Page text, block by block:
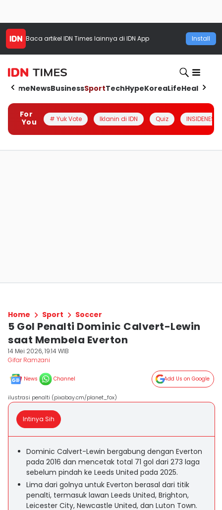
Baca artikel IDN Times lainnya di IDN App Install
HomeNewsBusinessSportTechHypeKoreaLifeHealth
For
You
# Yuk Vote Iklanin di IDN Quiz INSIDENESIA
Home Sport Soccer
5 Gol Penalti Dominic Calvert-Lewin
saat Membela Everton
14 Mei 2026, 19:14 WIB
Gifar Ramzani
News Channel Add Us on Google
ilustrasi penalti (pixabay.cm/planet_fox)
Intinya Sih
Dominic Calvert-Lewin bergabung dengan Everton
pada 2016 dan mencetak total 71 gol dari 273 laga
sebelum pindah ke Leeds United pada 2025.
Lima dari golnya untuk Everton berasal dari titik
penalti, termasuk lawan Leeds United, Brighton,
Leicester City, Newcastle United, dan Luton Town.